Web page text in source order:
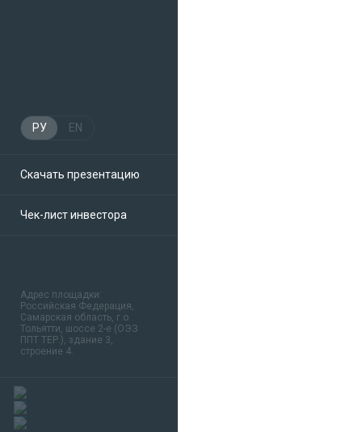
РУ EN
Скачать презентацию
Чек-лист инвестора
Адрес площадки:
Российская Федерация,
Самарская область, г.о.
Тольятти, шоссе 2-е (ОЭЗ
ППТ ТЕР.), здание 3,
строение 4.